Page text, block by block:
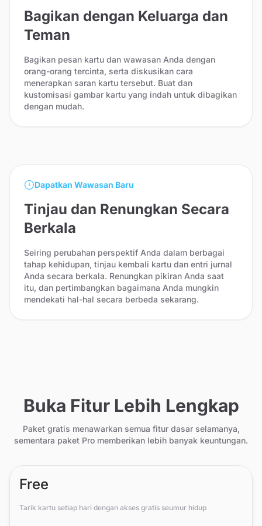
Bagikan dengan Keluarga dan
Teman
Bagikan pesan kartu dan wawasan Anda dengan
orang-orang tercinta, serta diskusikan cara
menerapkan saran kartu tersebut. Buat dan
kustomisasi gambar kartu yang indah untuk dibagikan
dengan mudah.
Dapatkan Wawasan Baru
Tinjau dan Renungkan Secara
Berkala
Seiring perubahan perspektif Anda dalam berbagai
tahap kehidupan, tinjau kembali kartu dan entri jurnal
Anda secara berkala. Renungkan pikiran Anda saat
itu, dan pertimbangkan bagaimana Anda mungkin
mendekati hal-hal secara berbeda sekarang.
Buka Fitur Lebih Lengkap
Paket gratis menawarkan semua fitur dasar selamanya,
sementara paket Pro memberikan lebih banyak keuntungan.
Free
Tarik kartu setiap hari dengan akses gratis seumur hidup